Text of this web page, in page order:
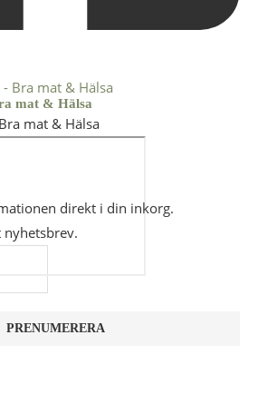
mat & Hälsa
mat & Hälsa
direkt i din inkorg.